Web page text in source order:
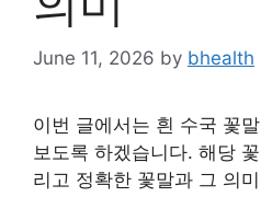
June 11, 2026 by bhealth
이번 글에서는 흰 수국 꽃
보도록 하겠습니다. 해당
리고 정확한 꽃말과 그 의